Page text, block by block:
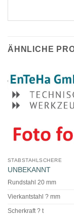
ÄHNLICHE
STABSTAHLSCHERE
UNBEKANNT
Rundstahl 20 mm
Vierkantstahl ? mm
Scherkraft ? t